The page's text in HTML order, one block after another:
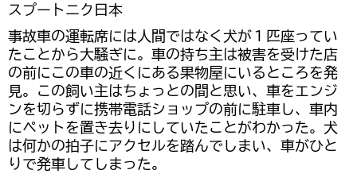
スプートニク日本
事故車の運転席には人間ではなく犬が１匹座ってい
たことから大騒ぎに。車の持ち主は被害を受けた店
の前にこの車の近くにある果物屋にいるところを発
見。この飼い主はちょっとの間と思い、車をエンジ
ンを切らずに携帯電話ショップの前に駐車し、車内
にペットを置き去りにしていたことがわかった。犬
は何かの拍子にアクセルを踏んでしまい、車がひと
りで発車してしまった。